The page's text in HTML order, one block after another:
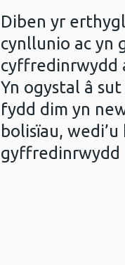
Diben yr
cynllunio ac yn
cyffredinrwydd
Yn ogystal â
fydd dim yn
bolisïau,
gyffredinrwydd